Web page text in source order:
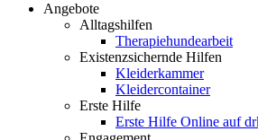
Angebote
Alltagshilfen
Therapiehundearbeit
Existenzsichernde Hilfen
Kleiderkammer
Kleidercontainer
Erste Hilfe
Erste Hilfe Online auf